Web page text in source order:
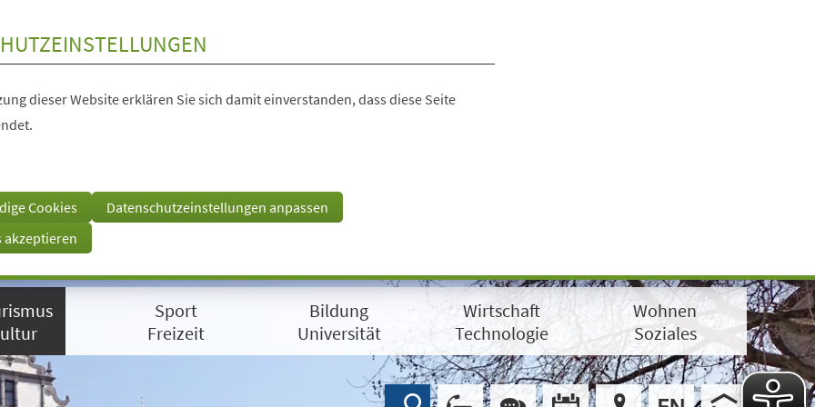
dieser Website erklären Sie sich damit einverstanden, dass diese Seite
Cookies
Datenschutzeinstellungen anpassen
akzeptieren
Sport
Freizeit
Bildung
Universität
Wirtschaft
Technologie
Wohnen
Soziales